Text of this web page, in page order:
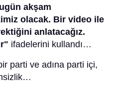
akşam
olacak. Bir video ile
anlatacağız.
ifadelerini kullandı…
parti ve adına parti içi,